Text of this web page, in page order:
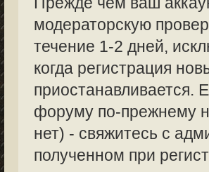
модераторскую
течение 1-2 дней,
когда регистрация
приостанавливается.
форуму по-прежнему
нет) - свяжитесь с
полученном при